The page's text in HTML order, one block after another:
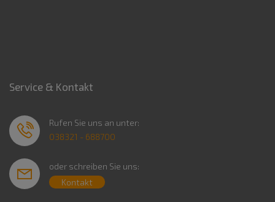
Service & Kontakt
Rufen Sie uns an unter:
038321 - 688700
oder schreiben Sie uns:
Kontakt